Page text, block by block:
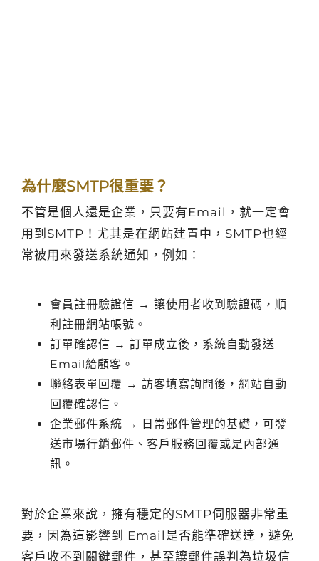
為什麼SMTP很重要？
不管是個人還是企業，只要有Email，就一定會
用到SMTP！尤其是在網站建置中，SMTP也經
常被用來發送系統通知，例如：
會員註冊驗證信 → 讓使用者收到驗證碼，順
利註冊網站帳號。
訂單確認信 → 訂單成立後，系統自動發送
Email給顧客。
聯絡表單回覆 → 訪客填寫詢問後，網站自動
回覆確認信。
企業郵件系統 → 日常郵件管理的基礎，可發
送市場行銷郵件、客戶服務回覆或是內部通
訊。
對於企業來說，擁有穩定的SMTP伺服器非常重
要，因為這影響到 Email是否能準確送達，避免
客戶收不到關鍵郵件，甚至讓郵件誤判為垃圾信